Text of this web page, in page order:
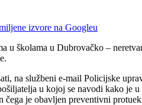
izvore na Googleu
u školama u Dubrovačko –
na službeni e-mail Policijske
u kojoj se navodi kako je
čega je obavljen preventivni